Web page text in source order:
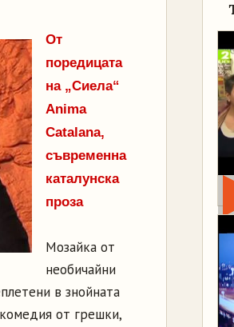
От
поредицата
на „Сиела“
Anima
Catalana,
съвременна
каталунска
проза
Мозайка от
необичайни
в знойната
от грешки,